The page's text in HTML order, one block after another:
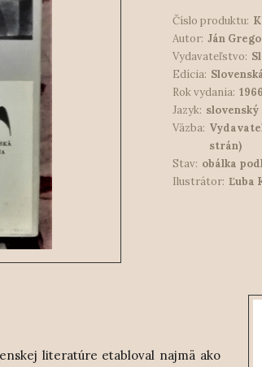
Číslo produktu:
Autor: Ján
Vydavateľstvo:
Edícia:
Rok vydania:
Jazyk: slovenský
Väzba:
strán)
Stav: obálka
Ilustrátor: Ľuba
literatúre etabloval najmä ako